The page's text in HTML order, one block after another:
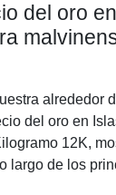
del oro
alrededor
del oro en
12K,
largo de los